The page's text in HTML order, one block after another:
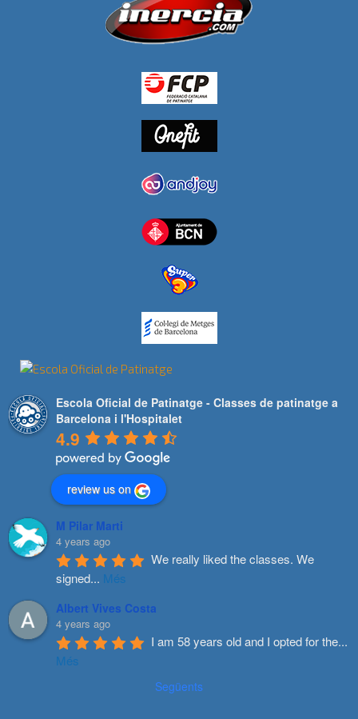
Escola Oficial de Patinatge - Classes de patinatge a
Barcelona i l'Hospitalet
4.9
review us on
M Pilar Marti
4 years ago
We really liked the classes. We
signed... Més
Albert Vives Costa
4 years ago
I am 58 years old and I opted for the...
Més
Següents